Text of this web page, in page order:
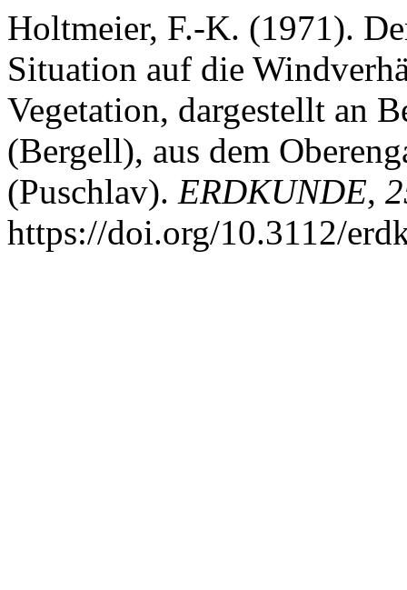
Holtmeier, F.-K. (1971).
Situation auf die
Vegetation, dargestellt an
(Bergell), aus dem
(Puschlav). ERDKUNDE,
https://doi.org/10.3112/